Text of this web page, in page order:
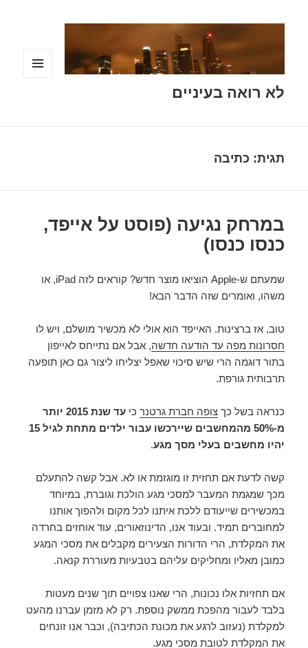
לא רואה בעיניים
תגית: כתיבה
במרחק נגיעה (פוסט על אייפד,
כנסו כנסו)
שמעתם ש-Apple הוציאו מוצר חדש? קוראים לזה iPad, או
משהו, ואומרים שזה הדבר הבא!
טוב, אז ברצינות. האייפד הוא אולי לא מכשיר מושלם, ויש לו
חסרונות מפה עד הודעה חדשה, אבל אם נתייחס לאייפון
בתור דוגמה הרי שיש סיכוי שאפל יצליחו ליצור גם כאן תופעה
תרבותית גורפת.
כנראה בשל כךצופה חברת גרטנר כי
עד שנת 2015 יותר
מ-50% מהמחשבים שיירכשו עבור ילדים מתחת לגיל 15
יהיו מחשבים בעלי מסך מגע.
קשה לדעת אם תחזית זו מוגזמת או לא. אבל קשה להתעלם
מכך שמגמת המעבר למסכי מגע הולכת וגוברת, במיוחד
במכשירים שייעודם ללכת איתנו לכל מקום ולהפוך אותנו
למחוברים תמיד. ובעוד אנו, הדינוזאורים, עוד אוחזים בחרדה
את המקלדת, הרי הדורות הצעירים מקבלים את מסכי המגע
כמובן מאליו ומחליקים עליהם בטבעיות מעוררת קנאה.
אם תחזיות אלו נכונות, הרי שאנו צפויים תוך שנים מעטות
בלבד לעבור מהפכת ממשק נוספת. רק לא מזמן עברנו מהעט
למקלדת (נעזוב לרגע את מכונת הכתיבה), וכבר אנו זונחים
את המקלדת לטובת מסכי מגע.